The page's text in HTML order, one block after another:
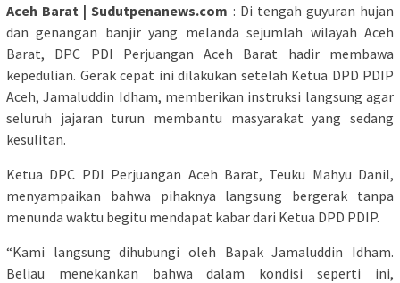
Aceh Barat | Sudutpenanews.com : Di tengah guyuran hujan
dan genangan banjir yang melanda sejumlah wilayah Aceh
Barat, DPC PDI Perjuangan Aceh Barat hadir membawa
kepedulian. Gerak cepat ini dilakukan setelah Ketua DPD PDIP
Aceh, Jamaluddin Idham, memberikan instruksi langsung agar
seluruh jajaran turun membantu masyarakat yang sedang
kesulitan.
Ketua DPC PDI Perjuangan Aceh Barat, Teuku Mahyu Danil,
menyampaikan bahwa pihaknya langsung bergerak tanpa
menunda waktu begitu mendapat kabar dari Ketua DPD PDIP.
“Kami langsung dihubungi oleh Bapak Jamaluddin Idham.
Beliau menekankan bahwa dalam kondisi seperti ini,